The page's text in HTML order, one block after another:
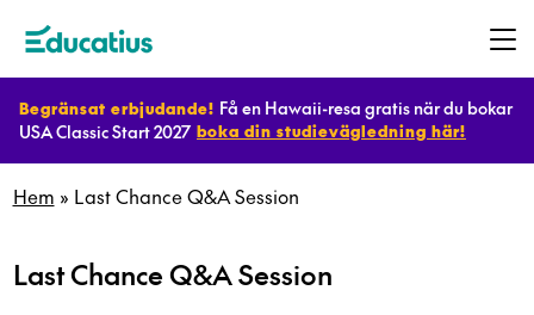
Begränsat erbjudande! Få en Hawaii-resa gratis när du bokar
USA Classic Start 2027 boka din studievägledning här!
Destinationer
Program
Hem » Last Chance Q&A Session
Last Chance Q&A Session